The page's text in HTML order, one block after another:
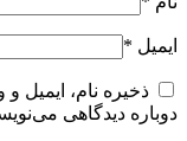
ایمیل *
ذخیره نام، ایمیل
دوباره دیدگاهی